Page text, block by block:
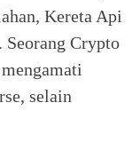
Kereta Api
Crypto
selain